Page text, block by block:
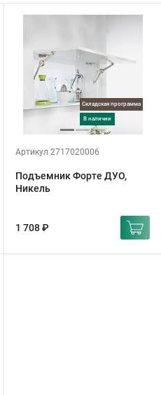
Складская программа
в наличии
Артикул 2717020006
Подъемник Форте ДУО,
Никель
1 708 ₽